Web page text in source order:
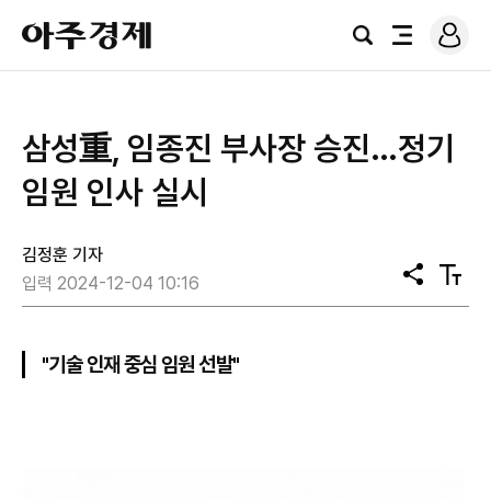
아
주
경
검
전
로
그
삼성重, 임종진 부사장 승진…정기
임원 인사 실시
김정훈 기자
입력 2024-12-04 10:16
공
유
텍
스
"기술 인재 중심 임원 선발"